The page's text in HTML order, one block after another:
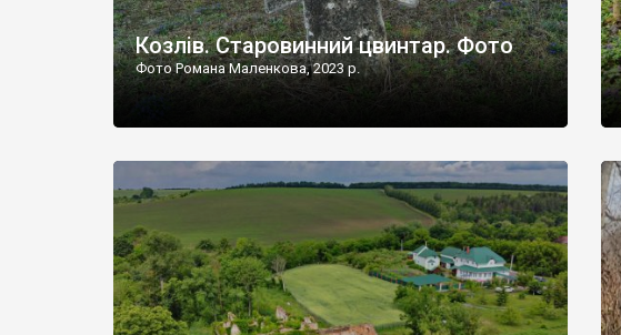
Козлів. Старовинний цвинтар. Фото
Фото Романа Маленкова, 2023 р.